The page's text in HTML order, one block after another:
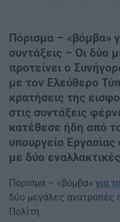
Πόρισμα – «βόμβα»
συντάξεις – Οι δύο
προτείνει ο
με τον Ελεύθερο
κρατήσεις της
στις συντάξεις
κατέθεσε ήδη από
υπουργείο
με δύο
Πόρισμα – «βόμβα» για
δύο μεγάλες ανατροπές
Πολίτη